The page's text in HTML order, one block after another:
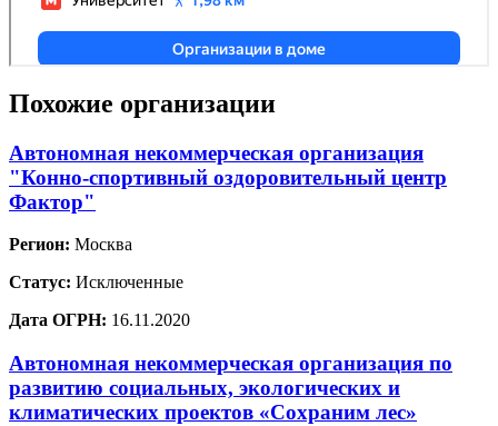
Похожие организации
Автономная некоммерческая организация
"Конно-спортивный оздоровительный центр
Фактор"
Регион: Москва
Статус: Исключенные
Дата ОГРН: 16.11.2020
Автономная некоммерческая организация по
развитию социальных, экологических и
климатических проектов «Сохраним лес»